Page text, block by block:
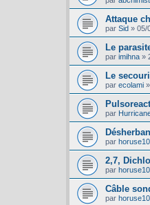
Attaque
par Sid » 05/
Le
par imihna »
Le
par ecolami »
par
par horuse10
2,7,
par horuse10
Câble
par horuse10